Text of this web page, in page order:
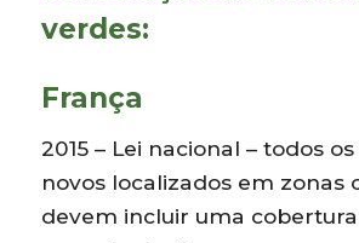
verdes:
França
2015 – Lei nacional – todos
novos localizados em zonas
devem incluir uma